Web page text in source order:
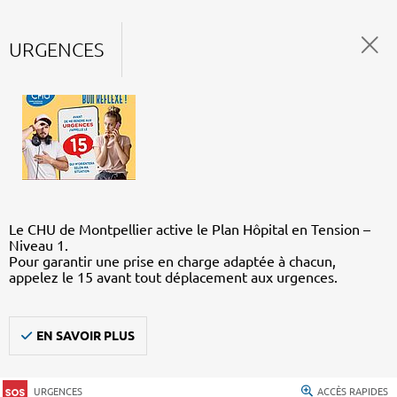
URGENCES
Le CHU de Montpellier active le Plan Hôpital en Tension –
Niveau 1.
Pour garantir une prise en charge adaptée à chacun,
appelez le 15 avant tout déplacement aux urgences.
EN SAVOIR PLUS
URGENCES ACCÈS RAPIDES